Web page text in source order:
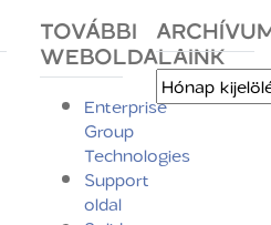
TOVÁBBI
WEBOLDALAINK
Enterprise
Group
Technologies
Support
oldal
Archívum